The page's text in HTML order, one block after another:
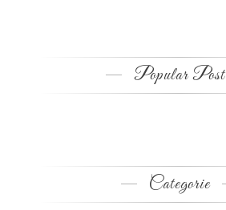
Popular Post
Categorie